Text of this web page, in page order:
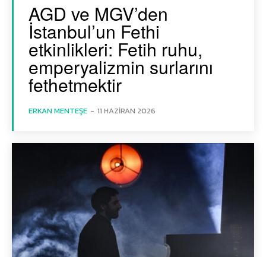
AGD ve MGV’den
İstanbul’un Fethi
etkinlikleri: Fetih ruhu,
emperyalizmin surlarını
fethetmektir
ERKAN MENTEŞE - 11 HAZIRAN 2026